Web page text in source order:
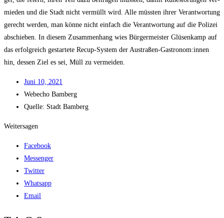
mie­den und die Stadt nicht ver­müllt wird. Alle müss­ten ihrer Ver­ant­wor­tung
gerecht wer­den, man kön­ne nicht ein­fach die Ver­ant­wor­tung auf die Poli­zei
abschie­ben. In die­sem Zusam­men­hang wies Bür­ger­meis­ter Glüsen­kamp auf
das erfolg­reich gestar­te­te Recup-Sys­tem der Austraßen-Gastronom:innen
hin, des­sen Ziel es sei, Müll zu vermeiden.
Juni 10, 2021
Web­echo Bamberg
Quel­le: Stadt Bamberg
Weitersagen
Facebook
Messenger
Twitter
Whatsapp
Email